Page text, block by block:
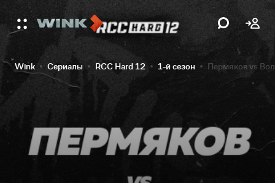
Wink Сериалы RCC Hard 12 1-й сезон Пермяков vs